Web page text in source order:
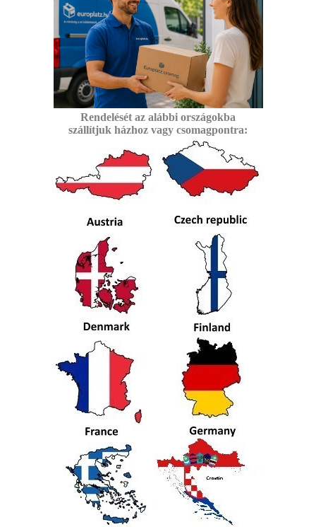
Rendelését az alábbi országokba
szállítjuk házhoz vagy csomagpontra: